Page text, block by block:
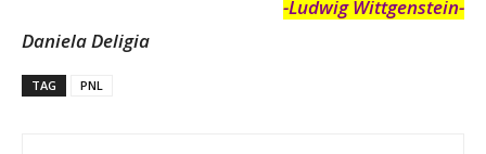
-Ludwig Wittgenstein-
Daniela Deligia
TAG PNL